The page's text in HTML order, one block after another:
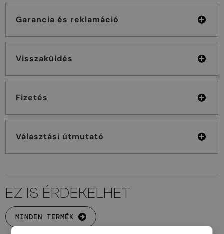
Garancia és reklamáció
Visszaküldés
Fizetés
Választási útmutató
EZ IS ÉRDEKELHET
MINDEN TERMÉK